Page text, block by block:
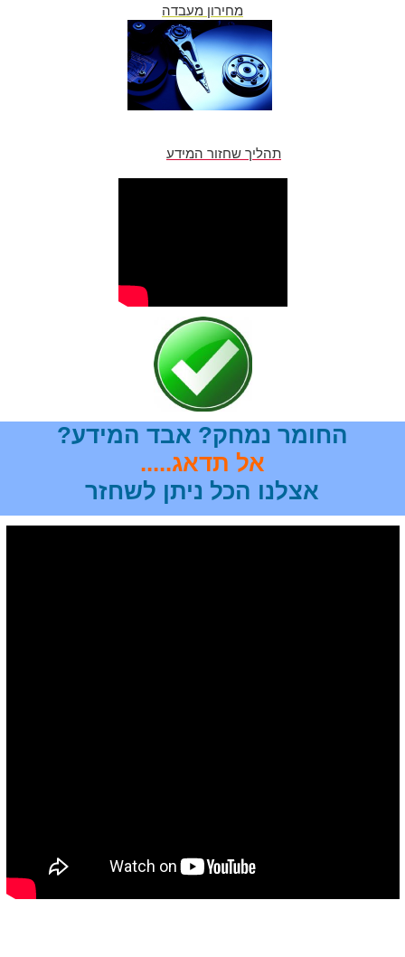
מחירון מעבדה
תהליך שחזור המידע
החומר נמחק? אבד המידע?
אל תדאג.....
אצלנו הכל ניתן לשחזר